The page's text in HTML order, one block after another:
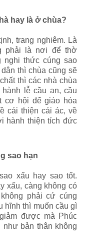
hay là ở chùa?
trang nghiêm. Là
phải là nơi để thờ
nghi thức cúng sao
thì chùa cũng sẽ
thì các nhà chùa
lễ cầu an, cầu
cơ hội để giáo hóa
cái thiện cái ác, về
hành thiện tích đức
sao hạn
xấu hay sao tốt.
xấu, càng không có
phải cứ cúng
hĩnh thì muốn cầu gì
được mà Phúc
bản thân không